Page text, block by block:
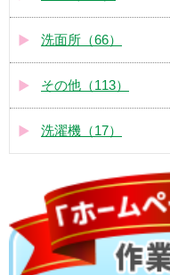
洗面所（66）
その他（113）
洗濯機（17）